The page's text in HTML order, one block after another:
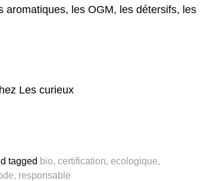
aromatiques, les OGM, les détersifs, les
Les curieux
tagged bio, certification, ecologique,
, responsable